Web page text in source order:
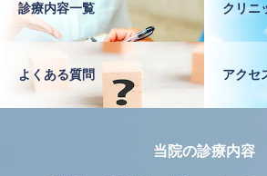
診療内容一覧 クリニ
よくある質問 アクセ
当院の診療内容